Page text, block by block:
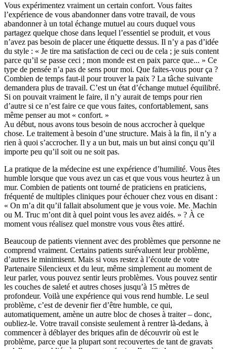
Vous expérimentez vraiment un certain confort. Vous faites
l’expérience de vous abandonner dans votre travail, de vous
abandonner à un total échange mutuel au cours duquel vous
partagez quelque chose dans lequel l’essentiel se produit, et vous
n’avez pas besoin de placer une étiquette dessus. Il n’y a pas d’idée
du style : « Je tire ma satisfaction de ceci ou de cela ; je suis content
parce qu’il se passe ceci ; mon monde est en paix parce que... » Ce
type de pensée n’a pas de sens pour moi. Que faites-vous pour ça ?
Combien de temps faut-il pour trouver la paix ? La tâche suivante
demandera plus de travail. C’est un état d’échange mutuel équilibré.
Si on pouvait vraiment le faire, il n’y aurait de temps pour rien
d’autre si ce n’est faire ce que vous faites, confortablement, sans
même penser au mot « confort. »
Au début, nous avons tous besoin de nous accrocher à quelque
chose. Le traitement à besoin d’une structure. Mais à la fin, il n’y a
rien à quoi s’accrocher. Il y a un but, mais un but ainsi conçu qu’il
importe peu qu’il soit ou ne soit pas.
La pratique de la médecine est une expérience d’humilité. Vous êtes
humble lorsque que vous avez un cas et que vous vous heurtez à un
mur. Combien de patients ont tourné de praticiens en praticiens,
fréquenté de multiples cliniques pour échouer chez vous en disant :
« On m’a dit qu’il fallait absolument que je vous voie. Me. Machin
ou M. Truc m’ont dit à quel point vous les avez aidés. » ? À ce
moment vous réalisez quel monstre vous vous êtes attiré.
Beaucoup de patients viennent avec des problèmes que personne ne
comprend vraiment. Certains patients surévaluent leur problème,
d’autres le minimisent. Mais si vous restez à l’écoute de votre
Partenaire Silencieux et du leur, même simplement au moment de
leur parler, vous pouvez sentir leurs problèmes. Vous pouvez sentir
les couches de saleté et autres choses jusqu’à 15 mètres de
profondeur. Voilà une expérience qui vous rend humble. Le seul
problème, c’est de devenir fier d’être humble, ce qui,
automatiquement, amène un autre bloc de choses à traiter – donc,
oubliez-le. Votre travail consiste seulement à rentrer là-dedans, à
commencer à déblayer des briques afin de découvrir où est le
problème, parce que la plupart sont recouvertes de tant de gravats